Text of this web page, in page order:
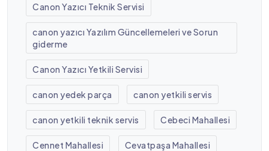
Canon Yazıcı Teknik Servisi
canon yazıcı Yazılım Güncellemeleri ve Sorun
giderme
Canon Yazıcı Yetkili Servisi
canon yedek parça canon yetkili servis
canon yetkili teknik servis Cebeci Mahallesi
Cennet Mahallesi Cevatpaşa Mahallesi